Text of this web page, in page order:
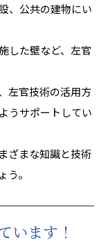
、公共の建物にい
した壁など、左官
左官技術の活用方
うサポートしてい
ざまな知識と技術
。
います！